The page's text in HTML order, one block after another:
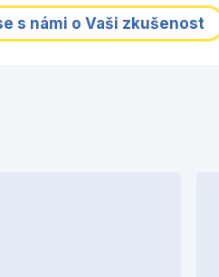
s námi o Vaši zkušenost